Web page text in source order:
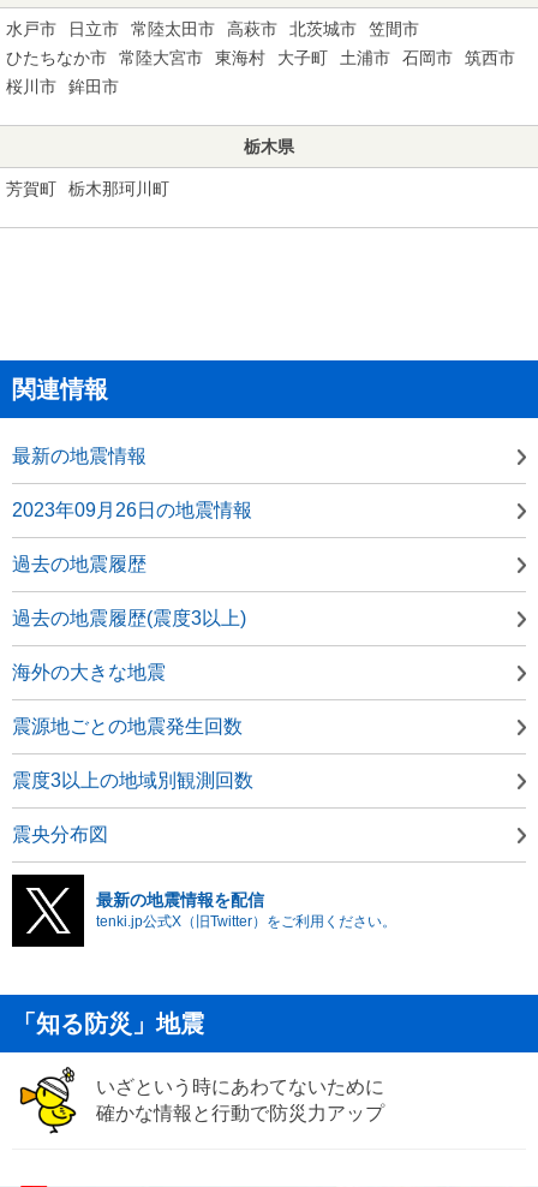
水戸市 日立市 常陸太田市 高萩市 北茨城市
笠間市
ひたちなか市
常陸大宮市 東海村 大子町 土浦市 石岡市
筑西市
桜川市
鉾田市
栃木県
芳賀町 栃木那珂川町
関連情報
最新の地震情報
2023年09月26日の地震情報
過去の地震履歴
過去の地震履歴(震度3以上)
海外の大きな地震
震源地ごとの地震発生回数
震度3以上の地域別観測回数
震央分布図
最新の地震情報を配信
tenki.jp公式X（旧Twitter）をご利用ください。
「知る防災」地震
いざという時にあわてないために
確かな情報と行動で防災力アップ